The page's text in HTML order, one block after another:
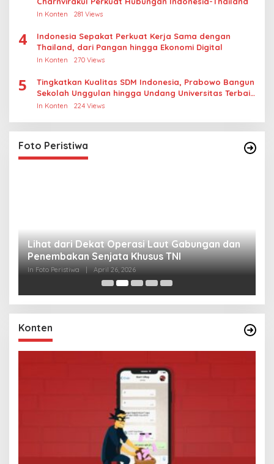
In Konten 281 Views
4
Indonesia Sepakat Perkuat Kerja Sama dengan
Thailand, dari Pangan hingga Ekonomi Digital
In Konten 270 Views
5
Tingkatkan Kualitas SDM Indonesia, Prabowo Bangun
Sekolah Unggulan hingga Undang Universitas Terbaik
Dunia
In Konten 224 Views
Foto Peristiwa
Lihat dari Dekat Operasi Laut Gabungan dan
Penembakan Senjata Khusus TNI
In Foto Peristiwa April 26, 2026
Konten